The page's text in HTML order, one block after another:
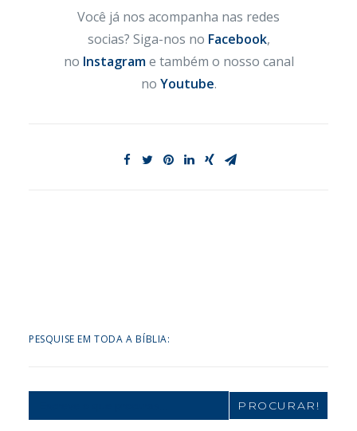
Você já nos acompanha nas redes
socias? Siga-nos no Facebook,
no Instagrame também o nosso canal
no Youtube.
PESQUISE EM TODA A BÍBLIA:
Search